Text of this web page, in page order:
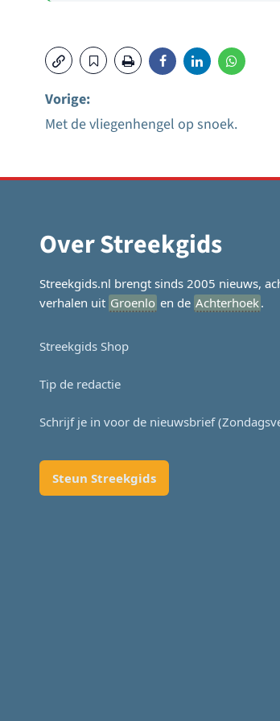
Bericht
navigatie
Vorige:
Met de vliegenhengel op snoek.
Over Streekgids
Streekgids.nl brengt sinds 2005 nieuws,
verhalen uit Groenlo en de Achterhoek.
Streekgids Shop
Tip de redactie
Schrijf je in voor de nieuwsbrief
Steun Streekgids